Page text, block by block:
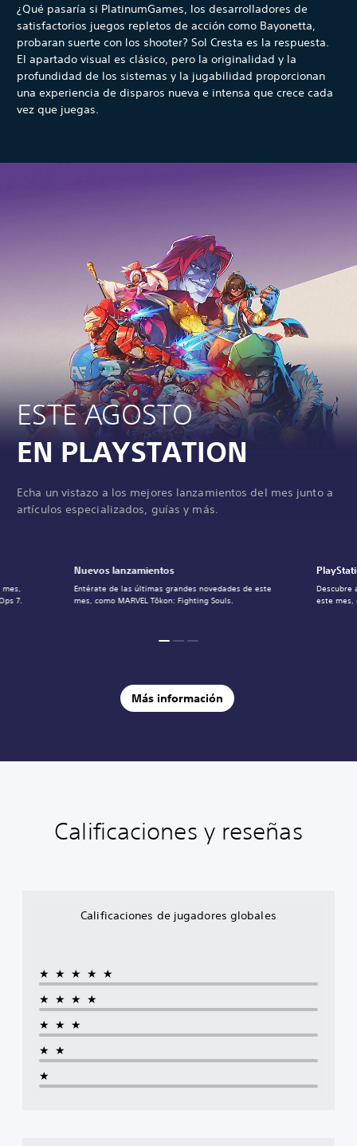
¿Qué pasaría si PlatinumGames, los desarrolladores de
satisfactorios juegos repletos de acción como Bayonetta,
probaran suerte con los shooter? Sol Cresta es la respuesta.
El apartado visual es clásico, pero la originalidad y la
profundidad de los sistemas y la jugabilidad proporcionan
una experiencia de disparos nueva e intensa que crece cada
vez que juegas.
ESTE AGOSTO
EN PLAYSTATION
Echa un vistazo a los mejores lanzamientos del mes junto a
artículos especializados, guías y más.
Nuevos lanzamientos
Entérate de las últimas grandes novedades de este
mes, como MARVEL Tōkon: Fighting Souls.
Descubre
este mes,
7.
Más información
Calificaciones y reseñas
Calificaciones de jugadores globales
★★★★★
★★★★
★★★
★★
★